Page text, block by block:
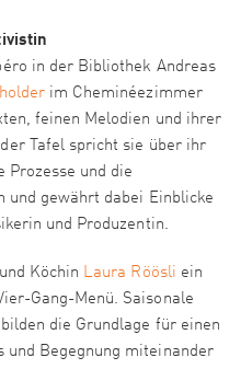
in der Bibliothek Andreas
im Cheminéezimmer
feinen Melodien und ihrer
Tafel spricht sie über ihr
Prozesse und die
und gewährt dabei Einblicke
und Produzentin.
Köchin Laura Röösli ein
Gang-Menü. Saisonale
die Grundlage für einen
und Begegnung miteinander